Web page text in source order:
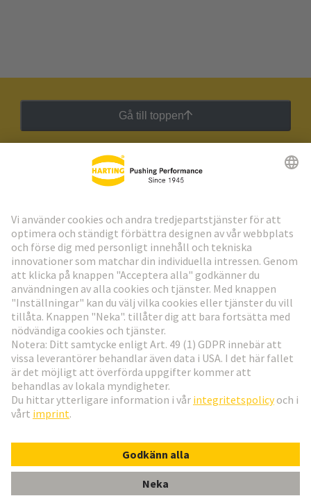
Gå till toppen
HARTING:s nyhetsbrev
Gå till registrering
Social Media
Sverige
© Teknologi-koncernen HARTING
ImprintIntegritetspolicy